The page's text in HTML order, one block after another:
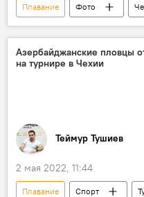
Плавание Фото
Чемпионат мира
Азербайджанские пловцы
на турнире в Чехии
Теймур Тушиев
2 мая 2022, 11:44
Плавание Спорт